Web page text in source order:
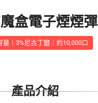
盒電子煙煙彈
量｜3%尼古丁鹽｜約10,000口
產品介紹